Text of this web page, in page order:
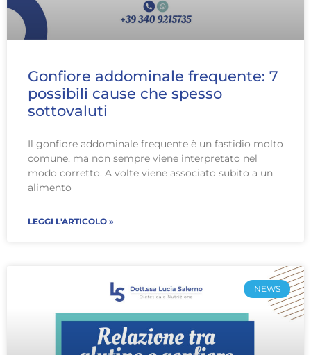
Gonfiore addominale frequente: 7
possibili cause che spesso
sottovaluti
Il gonfiore addominale frequente è un fastidio molto
comune, ma non sempre viene interpretato nel
modo corretto. A volte viene associato subito a un
alimento
LEGGI L'ARTICOLO »
NEWS